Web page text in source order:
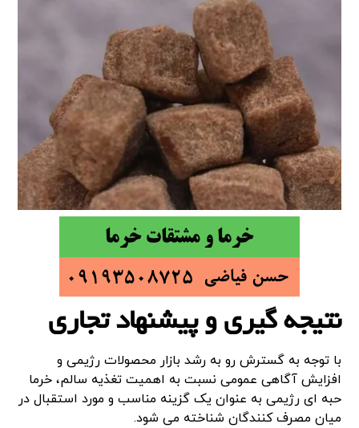
نتیجه گیری و پیشنهاد تجاری
با توجه به گسترش رو به رشد بازار محصولات رژیمی و
افزایش آگاهی عمومی نسبت به اهمیت تغذیه سالم، خرما
حبه ای رژیمی به عنوان یک گزینه مناسب و مورد استقبال در
میان مصرف کنندگان شناخته می شود.